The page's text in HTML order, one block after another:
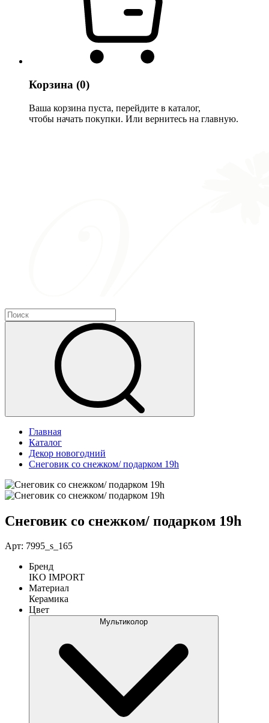
Корзина (0)
Ваша корзина пуста, перейдите в каталог,
чтобы начать покупки. Или вернитесь на главную.
Главная
Каталог
Декор новогодний
Снеговик со снежком/ подарком 19h
Снеговик со снежком/ подарком 19h
Арт: 7995_s_165
Бренд
IKO IMPORT
Материал
Керамика
Цвет
Мультиколор